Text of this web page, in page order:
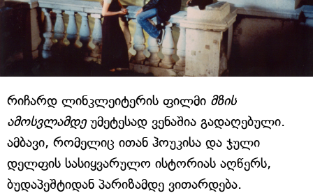
რიჩარდ ლინკლეიტერის ფილმი მზის
ამოსვლამდეუმეტესად ვენაშია გადაღებული.
ამბავი, რომელიც ითან ჰოუკისა და ჯული
დელფის სასიყვარულო ისტორიას აღწერს,
ბუდაპეშტიდან პარიზამდე ვითარდება.